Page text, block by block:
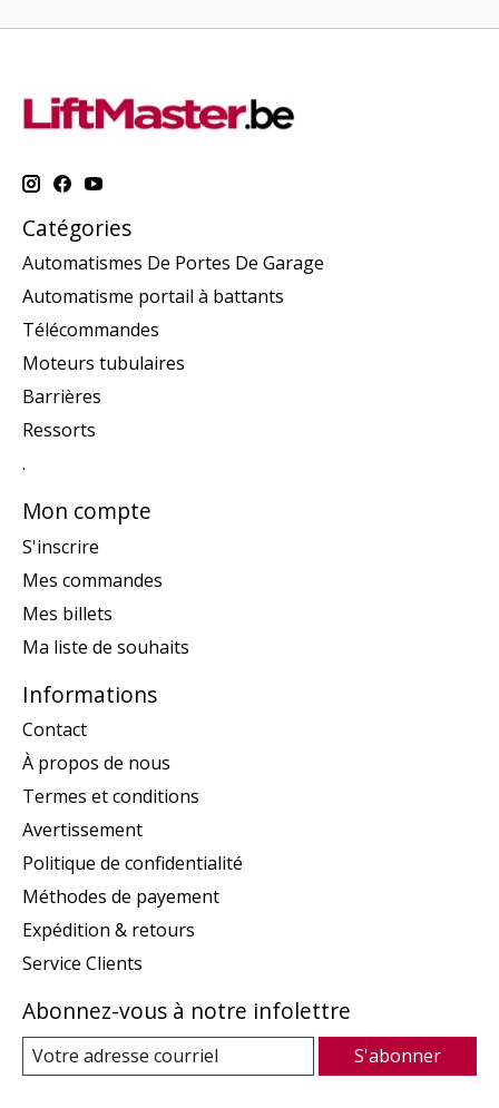
Catégories
Automatismes De Portes De Garage
Automatisme portail à battants
Télécommandes
Moteurs tubulaires
Barrières
Ressorts
.
Mon compte
S'inscrire
Mes commandes
Mes billets
Ma liste de souhaits
Informations
Contact
À propos de nous
Termes et conditions
Avertissement
Politique de confidentialité
Méthodes de payement
Expédition & retours
Service Clients
Abonnez-vous à notre infolettre
S'abonner